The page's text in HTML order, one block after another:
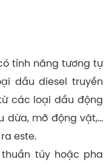
tính năng tương tự
dầu diesel truyền
các loại dầu động
dừa, mỡ động vật,…
este.
túy hoặc pha